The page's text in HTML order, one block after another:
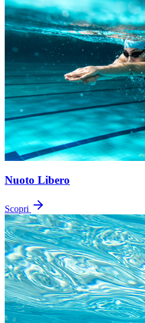
Nuoto Libero
Scopri